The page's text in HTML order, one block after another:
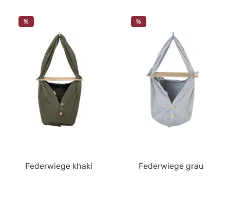
%
Federwiege khaki
%
Federwiege grau